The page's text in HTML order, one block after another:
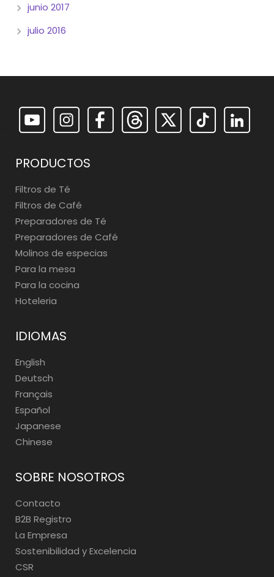
junio 2017
julio 2016
PRODUCTOS
Filtros de Té
Filtros de Café
Preparadores de Té
Preparadores de Café
Molinos de especias
Para la mesa
Para la cocina
Hoteleria
IDIOMAS
English
Deutsch
Français
Español
Japanese
Chinese
SOBRE NOSOTROS
Contacto
B2B Registro
La Empresa
Sostenibilidad y Excelencia
CSR